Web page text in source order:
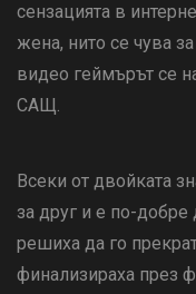
сензацията в
жена, нито се чува
видео геймърът се
САЩ.
Всеки от двойката
за друг и е по-добре
решиха да го
финализираха през